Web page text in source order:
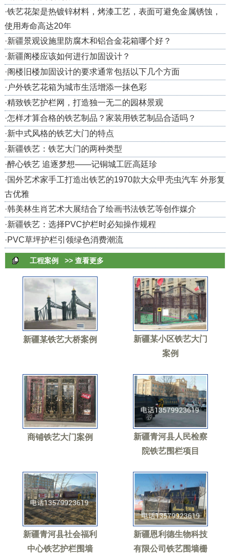
·铁艺花架是热镀锌材料，烤漆工艺，表面可避免金属锈蚀，
使用寿命高达20年
·新疆景观设施里防腐木和铝合金花箱哪个好？
·新疆阁楼应该如何进行加固设计？
·阁楼旧楼加固设计的要求通常包括以下几个方面
· 户外铁艺花箱为城市生活增添一抹色彩
·精致铁艺护栏网，打造独一无二的园林景观
·怎样才算合格的铁艺制品？家装用铁艺制品合适吗？
·新中式风格的铁艺大门的特点
·新疆铁艺：铁艺大门的两种类型
·醉心铁艺 追逐梦想——记铜城工匠高廷珍
·国外艺术家手工打造出铁艺的1970款大众甲壳虫汽车 外形复
古优雅
·韩美林生肖艺术大展结合了绘画书法铁艺等创作媒介
·新疆铁艺：选择PVC护栏时必知操作规程
·PVC草坪护栏引领绿色消费潮流
工程案例 >> 查看更多
新疆某铁艺大桥案例
新疆某小区铁艺大门
案例
商铺铁艺大门案例
新疆青河县人民检察
院铁艺围栏项目
新疆青河县社会福利
中心铁艺护栏围墙
新疆恩利德生物科技
有限公司铁艺围墙栅